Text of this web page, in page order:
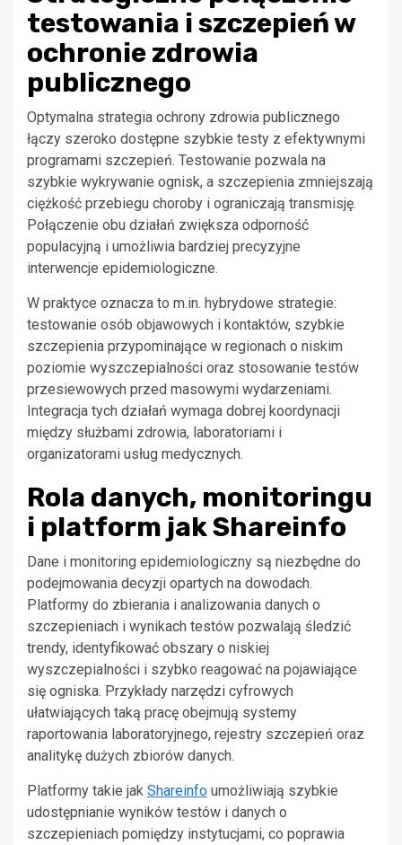
testowania i szczepień w
ochronie zdrowia
publicznego
Optymalna strategia ochrony zdrowia publicznego
łączy szeroko dostępne szybkie testy z efektywnymi
programami szczepień. Testowanie pozwala na
szybkie wykrywanie ognisk, a szczepienia zmniejszają
ciężkość przebiegu choroby i ograniczają transmisję.
Połączenie obu działań zwiększa odporność
populacyjną i umożliwia bardziej precyzyjne
interwencje epidemiologiczne.
W praktyce oznacza to m.in. hybrydowe strategie:
testowanie osób objawowych i kontaktów, szybkie
szczepienia przypominające w regionach o niskim
poziomie wyszczepialności oraz stosowanie testów
przesiewowych przed masowymi wydarzeniami.
Integracja tych działań wymaga dobrej koordynacji
między służbami zdrowia, laboratoriami i
organizatorami usług medycznych.
Rola danych, monitoringu
i platform jak Shareinfo
Dane i monitoring epidemiologiczny są niezbędne do
podejmowania decyzji opartych na dowodach.
Platformy do zbierania i analizowania danych o
szczepieniach i wynikach testów pozwalają śledzić
trendy, identyfikować obszary o niskiej
wyszczepialności i szybko reagować na pojawiające
się ogniska. Przykłady narzędzi cyfrowych
ułatwiających taką pracę obejmują systemy
raportowania laboratoryjnego, rejestry szczepień oraz
analitykę dużych zbiorów danych.
Platformy takie jak Shareinfo umożliwiają szybkie
udostępnianie wyników testów i danych o
szczepieniach pomiędzy instytucjami, co poprawia